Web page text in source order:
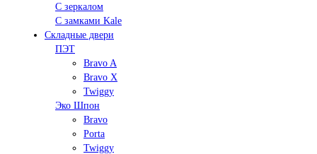
С зеркалом
С замками Kale
Складные двери
ПЭТ
Bravo A
Bravo X
Twiggy
Эко Шпон
Bravo
Porta
Twiggy